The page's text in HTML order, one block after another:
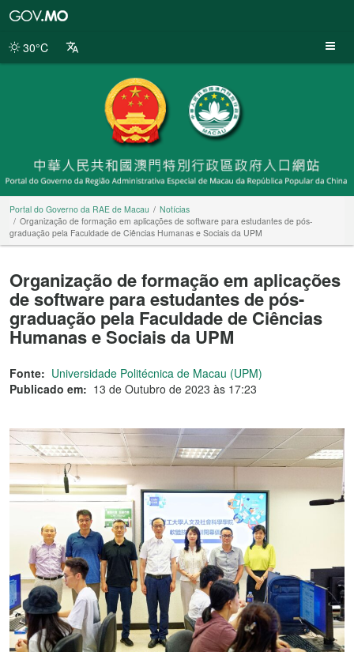
da
30°C
Portal do Governo da RAE de Macau
Notícias
Organização de formação em aplicações de software para estudantes de pós-
graduação pela Faculdade de Ciências Humanas e Sociais da UPM
Organização de formação em aplicações
de software para estudantes de pós-
graduação pela Faculdade de Ciências
Humanas e Sociais da UPM
Fonte: Universidade Politécnica de Macau (UPM)
Publicado em: 13 de Outubro de 2023 às 17:23